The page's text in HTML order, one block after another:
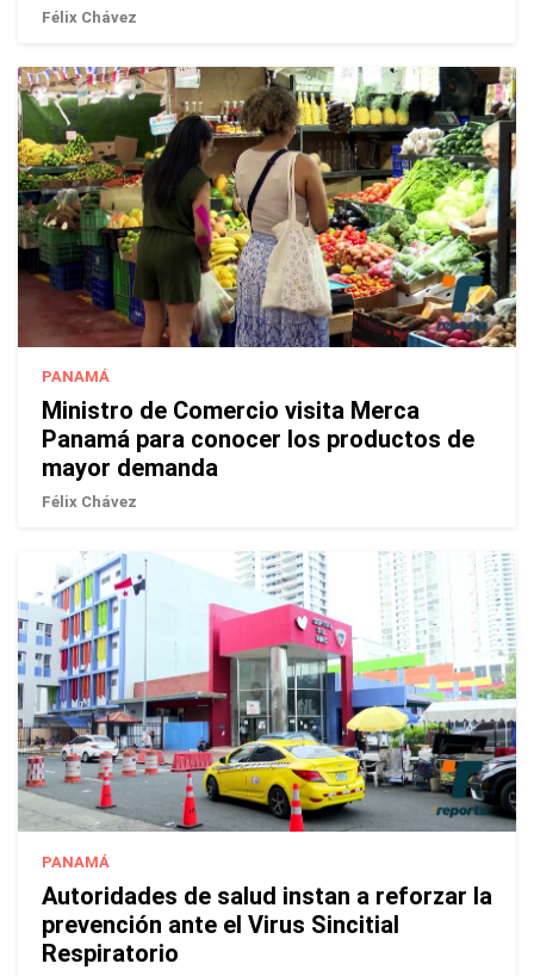
Félix Chávez
PANAMÁ
Ministro de Comercio visita Merca
Panamá para conocer los productos de
mayor demanda
Félix Chávez
PANAMÁ
Autoridades de salud instan a reforzar la
prevención ante el Virus Sincitial
Respiratorio